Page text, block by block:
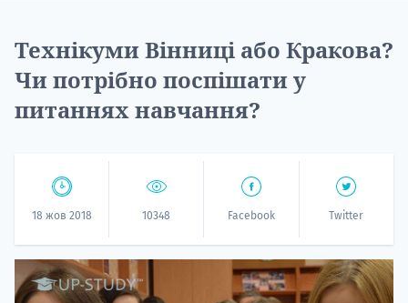
Технікуми Вінниці або Кракова?
Чи потрібно поспішати у
питаннях навчання?
18 жов 2018 10348 Facebook Twitter